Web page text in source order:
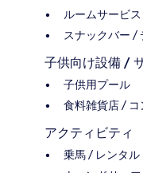
ルームサービ
スナックバー /
子供向け設備 /
子供用プール
食料雑貨店 /
アクティビティ
乗馬 / レンタル